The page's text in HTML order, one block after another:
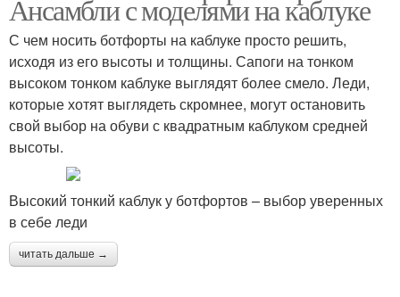
Ансамбли с моделями на каблуке
С чем носить ботфорты на каблуке просто решить,
исходя из его высоты и толщины. Сапоги на тонком
высоком тонком каблуке выглядят более смело. Леди,
которые хотят выглядеть скромнее, могут остановить
свой выбор на обуви с квадратным каблуком средней
высоты.
Высокий тонкий каблук у ботфортов – выбор уверенных
в себе леди
читать дальше →